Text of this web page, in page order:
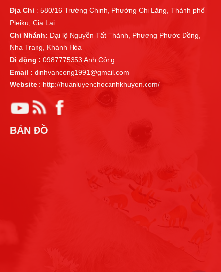
Địa Chỉ : 580/16 Trường Chinh, Phường Chi Lăng, Thành phố
Pleiku, Gia Lai
Chi Nhánh: Đại lộ Nguyễn Tất Thành, Phường Phước Đồng,
Nha Trang, Khánh Hòa
Di động : 0987775353 Anh Công
Email : dinhvancong1991@gmail.com
Website : http://huanluyenchocanhkhuyen.com/
BẢN ĐỒ